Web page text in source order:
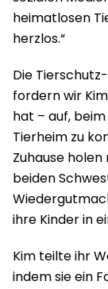
heimatlosen
herzlos.“
Die
fordern wir
hat – auf,
Tierheim zu
Zuhause
beiden
ihre Kinder in
Kim teilte ihr
indem sie ein